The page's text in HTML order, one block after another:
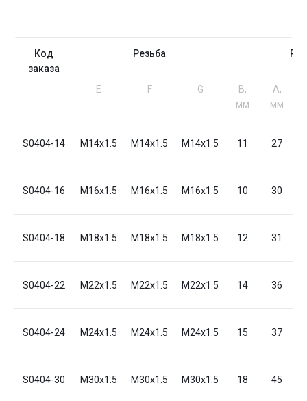
Код
заказа
Резьба
Е F G
B,
мм
A,
мм
S0404-14 M14x1.5 M14x1.5 M14x1.5 11 27
S0404-16 M16x1.5 M16x1.5 M16x1.5 10 30
S0404-18 M18x1.5 M18x1.5 M18x1.5 12 31
S0404-22 M22x1.5 M22x1.5 M22x1.5 14 36
S0404-24 M24x1.5 M24x1.5 M24x1.5 15 37
S0404-30 M30x1.5 M30x1.5 M30x1.5 18 45